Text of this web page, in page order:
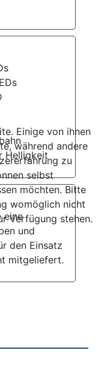
Helligkeit
eine
und
den Einsatz
mitgeliefert.
Einige von ihnen
während andere
zu
selbst
möchten. Bitte
womöglich nicht
Verfügung stehen.